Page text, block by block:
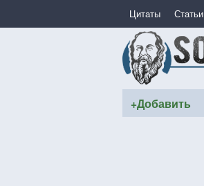
Цитаты Статьи
+Добавить